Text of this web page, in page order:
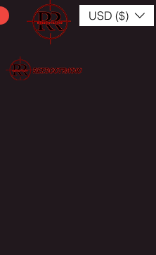
USD ($)